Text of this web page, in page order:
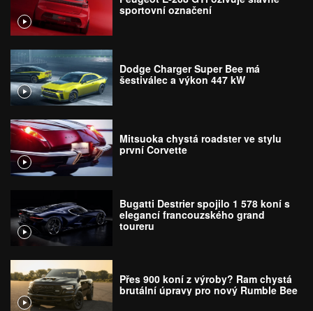
sportovní označení
Dodge Charger Super Bee má
šestiválec a výkon 447 kW
Mitsuoka chystá roadster ve stylu
první Corvette
Bugatti Destrier spojilo 1 578 koní s
elegancí francouzského grand
toureru
Přes 900 koní z výroby? Ram chystá
brutální úpravy pro nový Rumble Bee